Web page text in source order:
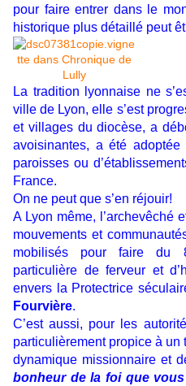
pour faire entrer dans le
historique plus détaillé peut
La tradition lyonnaise ne
ville de Lyon, elle s’est
et villages du diocèse, a
avoisinantes, a été
paroisses ou
France.
On ne peut que s’en réjouir!
A Lyon même, l’archevêché
mouvements et
mobilisés pour faire du
particulière de ferveur et
envers la Protectrice
Fourvière.
C’est aussi, pour les
particulièrement propice à
dynamique missionnaire et
bonheur de la foi que